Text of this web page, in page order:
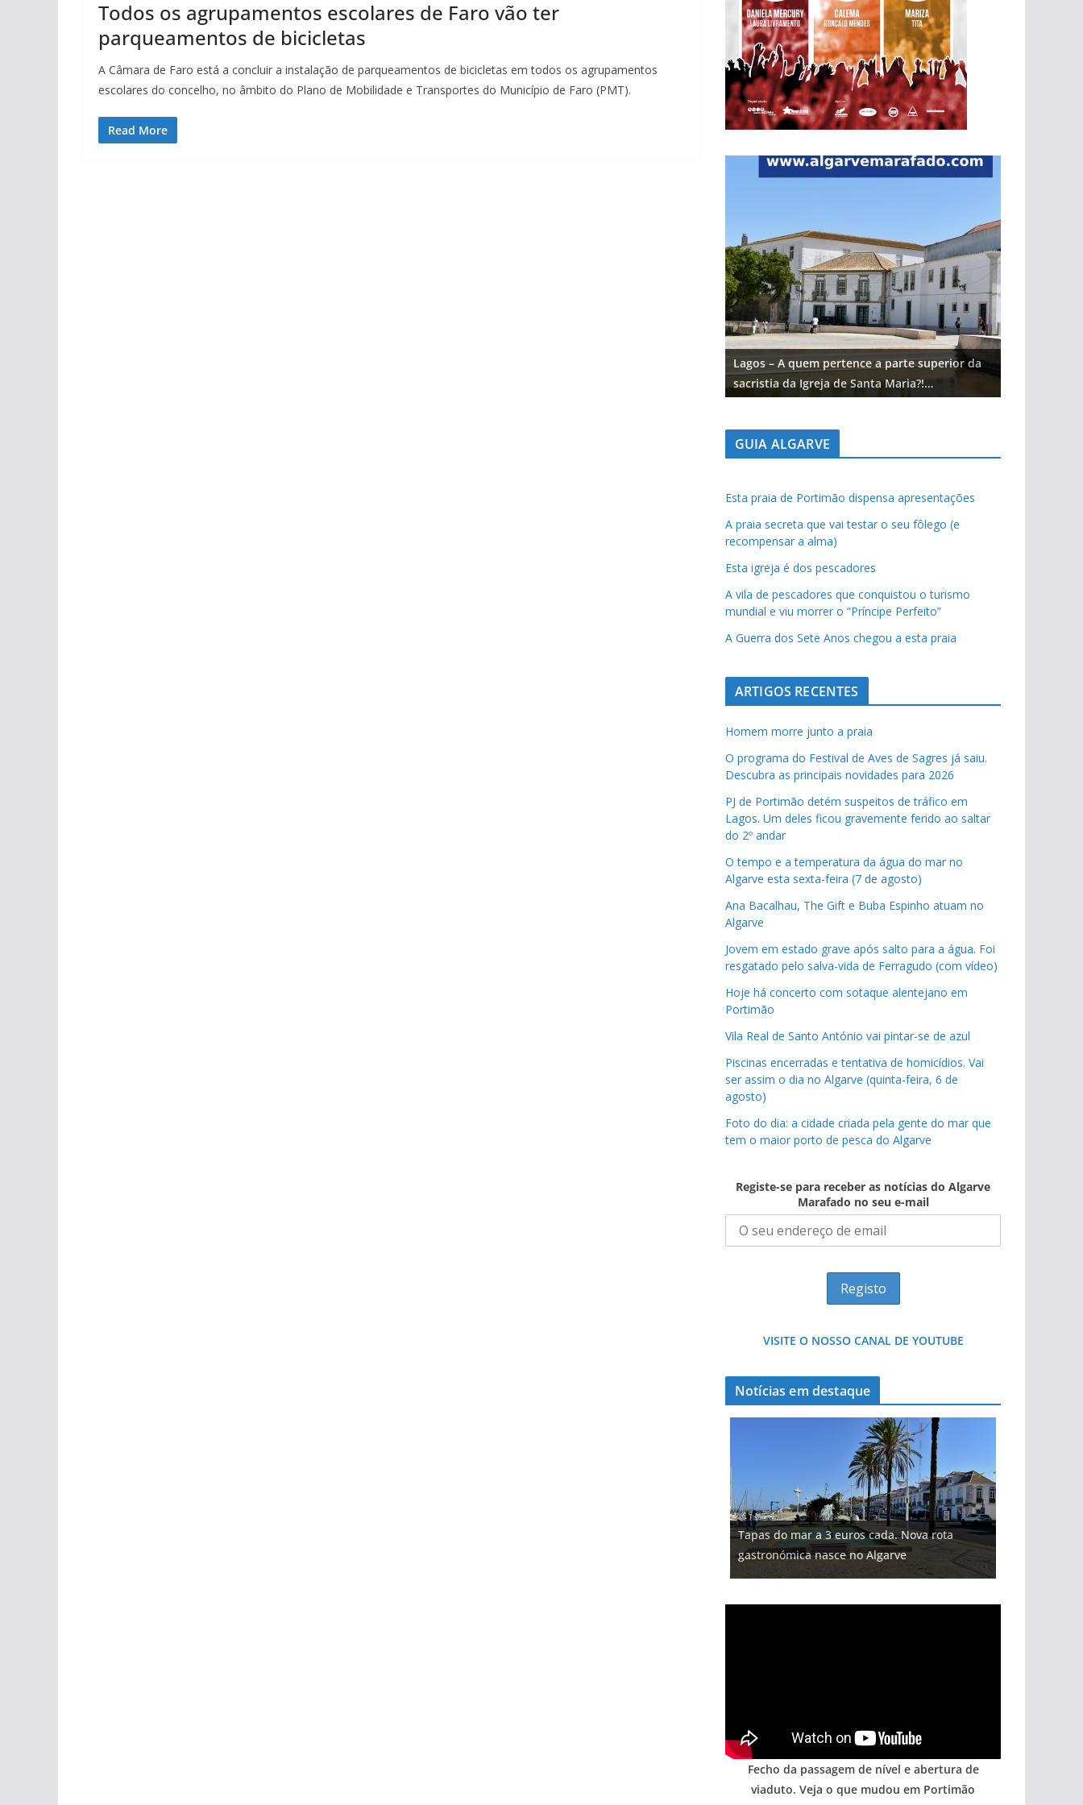
Todos os agrupamentos escolares de Faro vão ter
parqueamentos de bicicletas
A Câmara de Faro está a concluir a instalação de parqueamentos de bicicletas em todos os agrupamentos
escolares do concelho, no âmbito do Plano de Mobilidade e Transportes do Município de Faro (PMT).
Read More
Lagos – A quem pertence a parte superior da
sacristia da Igreja de Santa Maria?!…
GUIA ALGARVE
Esta praia de Portimão dispensa apresentações
A praia secreta que vai testar o seu fôlego (e
recompensar a alma)
Esta igreja é dos pescadores
A vila de pescadores que conquistou o turismo
mundial e viu morrer o “Príncipe Perfeito”
A Guerra dos Sete Anos chegou a esta praia
ARTIGOS RECENTES
Homem morre junto a praia
O programa do Festival de Aves de Sagres já saiu.
Descubra as principais novidades para 2026
PJ de Portimão detém suspeitos de tráfico em
Lagos. Um deles ficou gravemente ferido ao saltar
do 2º andar
O tempo e a temperatura da água do mar no
Algarve esta sexta-feira (7 de agosto)
Ana Bacalhau, The Gift e Buba Espinho atuam no
Algarve
Jovem em estado grave após salto para a água. Foi
resgatado pelo salva-vida de Ferragudo (com vídeo)
Hoje há concerto com sotaque alentejano em
Portimão
Vila Real de Santo António vai pintar-se de azul
Piscinas encerradas e tentativa de homicídios. Vai
ser assim o dia no Algarve (quinta-feira, 6 de
agosto)
Foto do dia: a cidade criada pela gente do mar que
tem o maior porto de pesca do Algarve
Registe-se para receber as notícias do Algarve
Marafado no seu e-mail
VISITE O NOSSO CANAL DE YOUTUBE
Notícias em destaque
Tapas do mar a 3 euros cada. Nova rota
gastronómica nasce no Algarve
Foto do dia: uma cidade algarvia que cresceu
entre redes e fábricas
Tempestades roubam areia de praias e põem
arribas em risco no Algarve (com vídeo)
Milagre da água. Fontes emblemáticas do
Algarve voltam a ter vida (com vídeo)
Projeto milionário: investimento de 108
milhões de euros na construção de dois
hotéis (com vídeo)
Fecho da passagem de nível e abertura de
viaduto. Veja o que mudou em Portimão